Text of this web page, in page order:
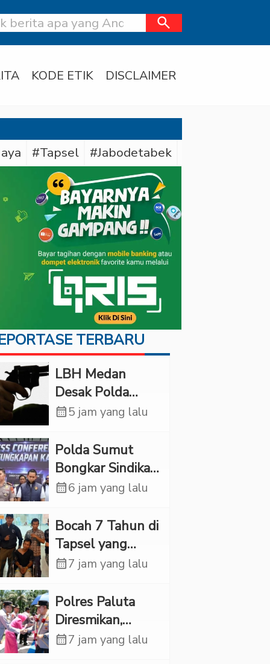
search
KODE ETIK DISCLAIMER
#Tapsel #Jabodetabek
TERBARU
LBH Medan
Desak Polda
Sumut Usut
Lorenza
calendar_month5 jam yang lalu
Polda Sumut
Bongkar Sindikat
Scamming
Korban Rugi
Rp6,7 Miliar
calendar_month6 jam yang lalu
Bocah 7 Tahun di
Tapsel yang
Ditemukan
Ternyata Korban
Kekerasan
Seksual
calendar_month7 jam yang lalu
Polres Paluta
Diresmikan,
Begini
calendar_month7 jam yang lalu